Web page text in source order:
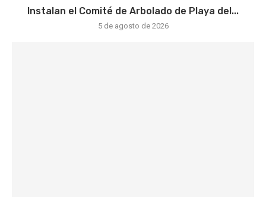
Instalan el Comité de Arbolado de Playa del...
5 de agosto de 2026